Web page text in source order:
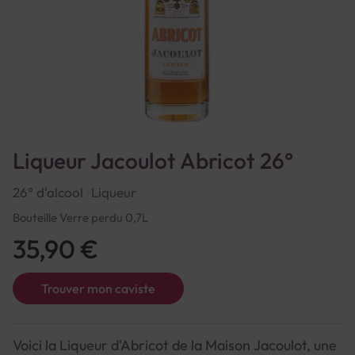
Liqueur Jacoulot Abricot 26°
26° d'alcool Liqueur
Bouteille Verre perdu 0,7L
Trouver mon caviste
35,90 €
Voici la Liqueur d'Abricot de la Maison Jacoulot, une